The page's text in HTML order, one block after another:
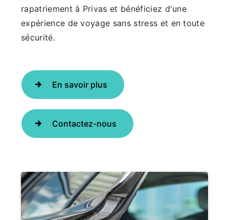
rapatriement à Privas et bénéficiez d'une
expérience de voyage sans stress et en toute
sécurité.
En savoir plus
Contactez-nous